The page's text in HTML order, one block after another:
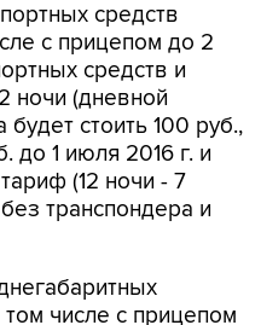
средств
с прицепом до 2
средств и
ночи (дневной
стоить 100 руб.,
до 1 июля 2016 г. и
(12 ночи - 7
транспондера и
числе с прицепом